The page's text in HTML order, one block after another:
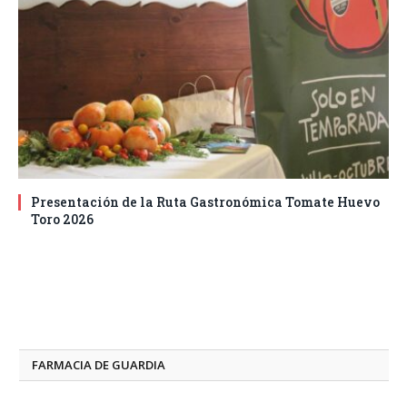
Presentación de la Ruta Gastronómica Tomate Huevo
Toro 2026
FARMACIA DE GUARDIA